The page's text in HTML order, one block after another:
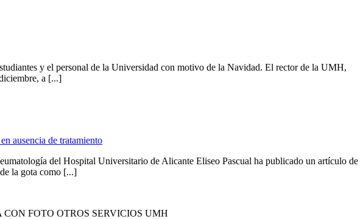
y el personal de la Universidad con motivo de la Navidad. El rector de la UMH,
a [...]
ausencia de tratamiento
del Hospital Universitario de Alicante Eliseo Pascual ha publicado un artículo de
la gota como [...]
FOTO OTROS SERVICIOS UMH